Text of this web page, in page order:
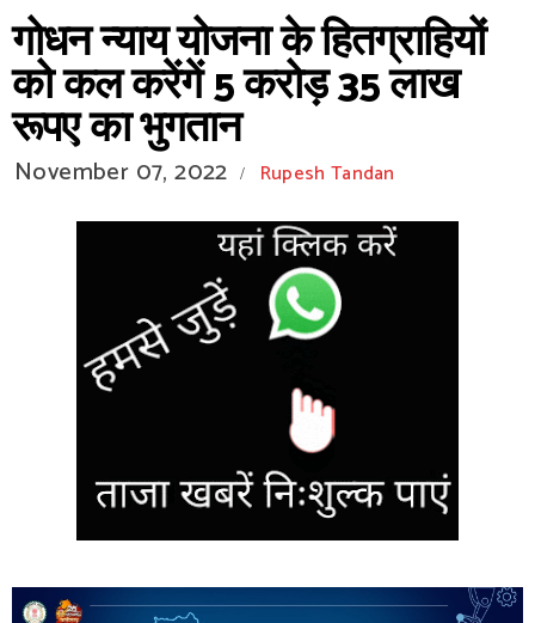
गोधन न्याय योजना के हितग्राहियों
को कल करेंगें 5 करोड़ 35 लाख
रूपए का भुगतान
November 07, 2022 / Rupesh Tandan